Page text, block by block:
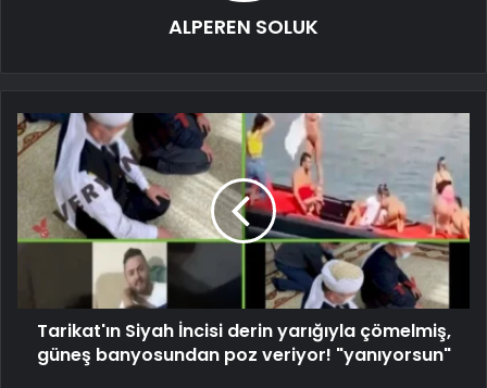
ALPEREN SOLUK
Tarikat'ın Siyah İncisi derin yarığıyla çömelmiş,
güneş banyosundan poz veriyor! "yanıyorsun"